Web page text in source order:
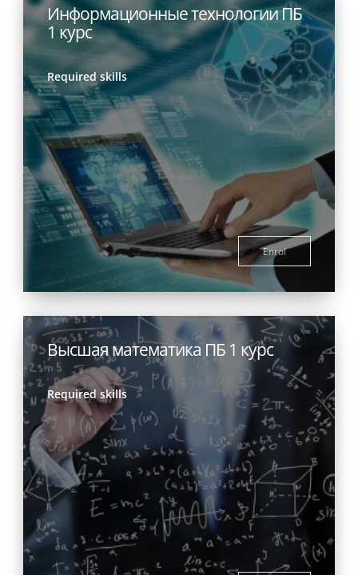
Информационные технологии ПБ
1 курс
Required skills
Enrol
Высшая математика ПБ 1 курс
Required skills